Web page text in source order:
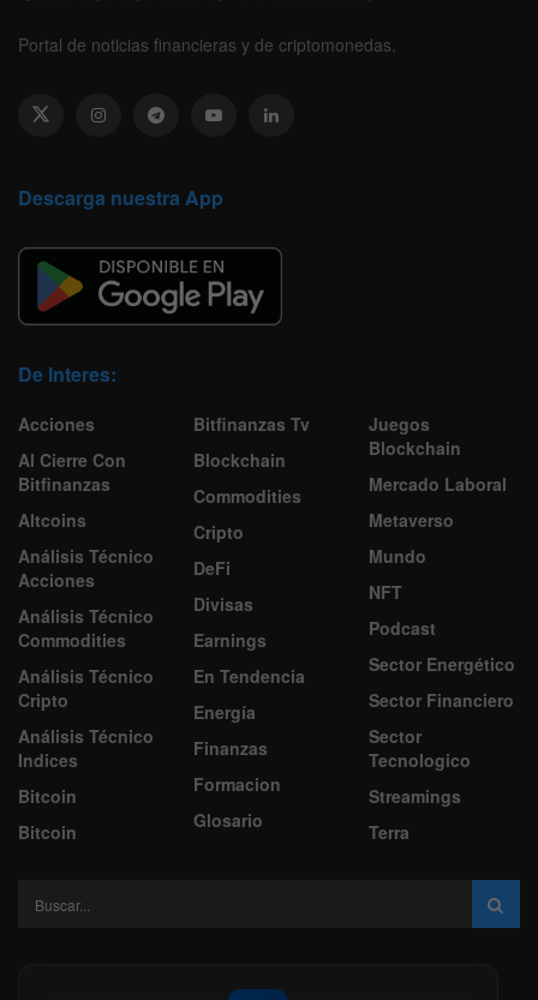
Portal de noticias financieras y de criptomonedas.
Descarga nuestra App
De Interes:
Acciones
Al Cierre Con
Bitfinanzas
Altcoins
Análisis Técnico
Acciones
Análisis Técnico
Commodities
Análisis Técnico
Cripto
Análisis Técnico
Indices
Bitcoin
Bitcoin
Bitfinanzas Tv
Blockchain
Commodities
Cripto
DeFi
Divisas
Earnings
En Tendencia
Energía
Finanzas
Formacion
Glosario
Juegos
Blockchain
Mercado Laboral
Metaverso
Mundo
NFT
Podcast
Sector Energético
Sector Financiero
Sector
Tecnologico
Streamings
Terra